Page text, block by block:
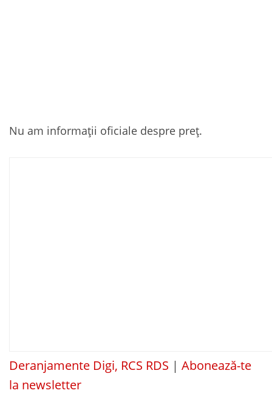
Nu am informații oficiale despre preț.
Deranjamente Digi, RCS RDS | Abonează-te
la newsletter